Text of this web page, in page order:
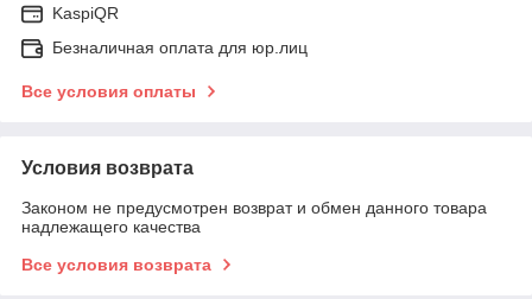
KaspiQR
Безналичная оплата для юр.лиц
Все условия оплаты
Условия возврата
Законом не предусмотрен возврат и обмен данного товара
надлежащего качества
Все условия возврата